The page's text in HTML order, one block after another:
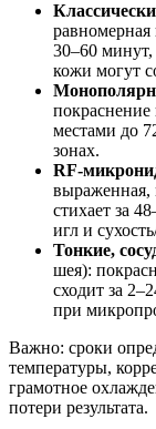
равномерная
30–60
кожи могут
местами до
зонах.
выраженная,
стихает за
игл и
Тонкие,
шея):
сходит за
при
Важно: сроки
температуры,
грамотное
потери результата.